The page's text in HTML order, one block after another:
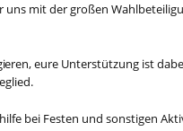
uns mit der großen Wahlbeteili
ieren, eure Unterstützung ist
glied.
bei Festen und sonstigen Akti